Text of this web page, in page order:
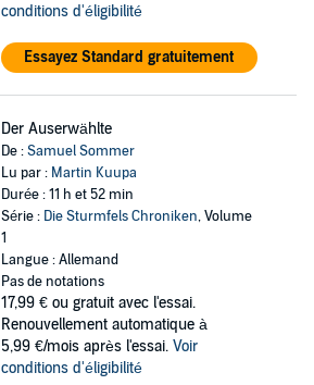
conditions d'éligibilité
Essayez Standard gratuitement
Der Auserwählte
De :Samuel Sommer
Lu par : Martin Kuupa
Durée : 11 h et 52 min
Série : Die Sturmfels Chroniken, Volume
1
Langue : Allemand
Pas de notations
17,99 € ou gratuit avec l'essai.
Renouvellement automatique à
5,99 €/mois après l'essai. Voir
conditions d'éligibilité